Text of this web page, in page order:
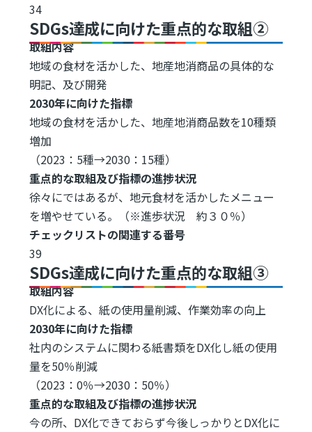
34
SDGs達成に向けた重点的な取組②
取組内容
地域の食材を活かした、地産地消商品の具体的な
明記、及び開発
2030年に向けた指標
地域の食材を活かした、地産地消商品数を10種類
増加
（2023：5種→2030：15種）
重点的な取組及び指標の進捗状況
徐々にではあるが、地元食材を活かしたメニュー
を増やせている。（※進歩状況 約３０％）
チェックリストの関連する番号
39
SDGs達成に向けた重点的な取組③
取組内容
DX化による、紙の使用量削減、作業効率の向上
2030年に向けた指標
社内のシステムに関わる紙書類をDX化し紙の使用
量を50％削減
（2023：0％→2030：50％）
重点的な取組及び指標の進捗状況
今の所、DX化できておらず今後しっかりとDX化に